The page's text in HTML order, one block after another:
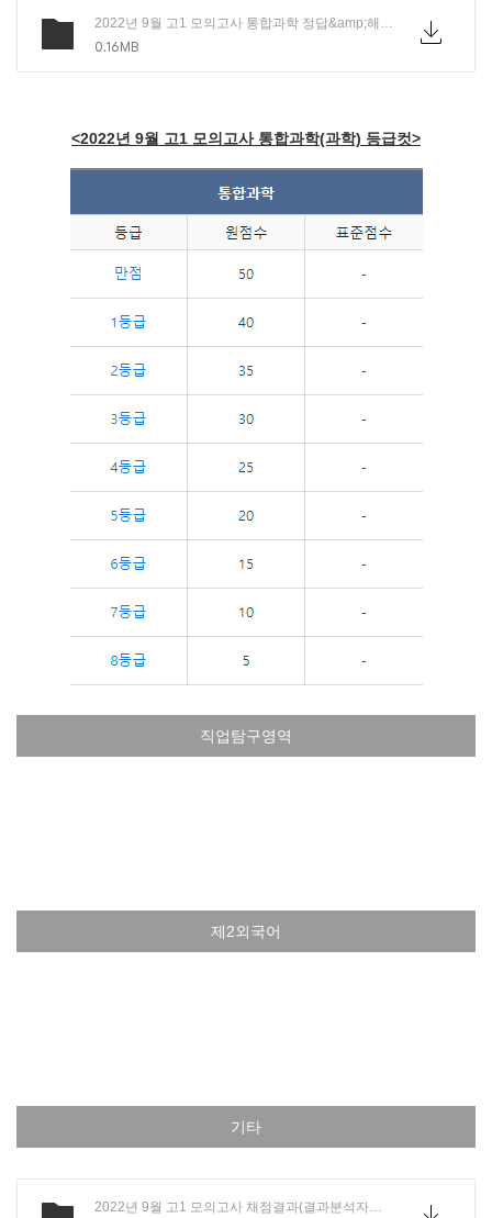
2022년 9월 고1 모의고사 통합과학 정답&amp;해설.pdf
0.16MB
<2022년 9월 고1 모의고사 통합과학(과학) 등급컷>
직업탐구영역
제2외국어
기타
2022년 9월 고1 모의고사 채점결과(결과분석자료).hwp